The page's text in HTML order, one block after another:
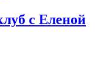
с Еленой